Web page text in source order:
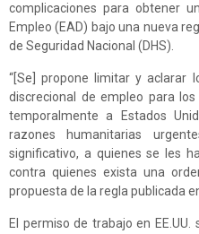
complicaciones para obtener
Empleo (EAD) bajo una nueva
de Seguridad Nacional (DHS).
“[Se] propone limitar y aclarar
discrecional de empleo para
temporalmente a Estados
razones humanitarias
significativo, a quienes se les
contra quienes exista una
propuesta de la regla publicada
El permiso de trabajo en